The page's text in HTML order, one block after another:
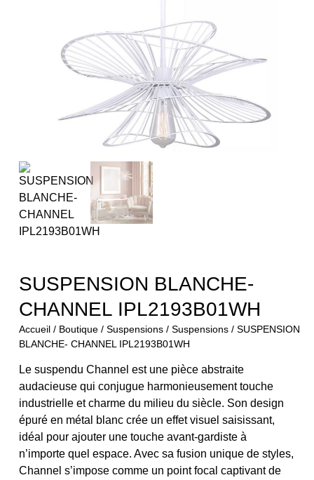
SUSPENSION BLANCHE-
CHANNEL IPL2193B01WH
Accueil/ Boutique/ Suspensions/ Suspensions/ SUSPENSION
BLANCHE- CHANNEL IPL2193B01WH
Le suspendu Channel est une pièce abstraite
audacieuse qui conjugue harmonieusement touche
industrielle et charme du milieu du siècle. Son design
épuré en métal blanc crée un effet visuel saisissant,
idéal pour ajouter une touche avant-gardiste à
n’importe quel espace. Avec sa fusion unique de styles,
Channel s’impose comme un point focal captivant de